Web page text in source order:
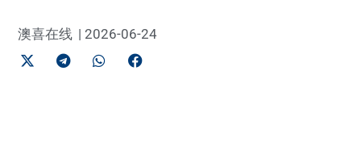
澳喜在线 | 2026-06-24